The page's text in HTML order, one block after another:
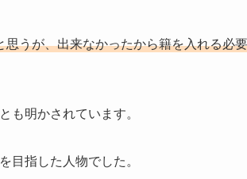
思うが、出来なかったから籍を入れる必要
も明かされています。
目指した人物でした。